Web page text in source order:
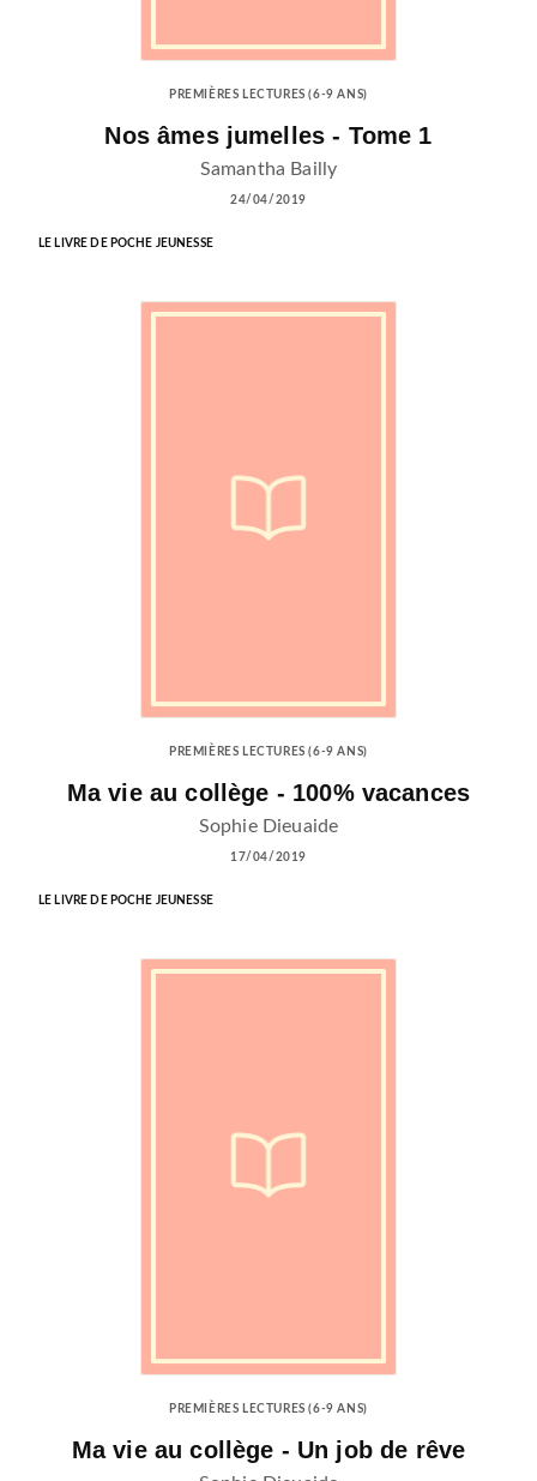
PREMIÈRES LECTURES (6-9 ANS)
Nos âmes jumelles - Tome 1
Samantha Bailly
24/04/2019
LE LIVRE DE POCHE JEUNESSE
PREMIÈRES LECTURES (6-9 ANS)
Ma vie au collège - 100% vacances
Sophie Dieuaide
17/04/2019
LE LIVRE DE POCHE JEUNESSE
PREMIÈRES LECTURES (6-9 ANS)
Ma vie au collège - Un job de rêve